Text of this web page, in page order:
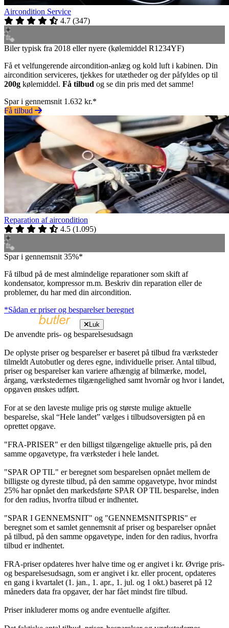
Aircondition Service
4.7 (347)
Biler typisk fra 2018 eller nyere (kølemiddel R1234YF)
Få et velfungerende aircondition-anlæg og kold luft i kabinen. Din
aircondition serviceres, tjekkes for utætheder og der påfyldes op til
200g kølemiddel. Få tilbud og se din pris med det samme!
Spar i gennemsnit 1.632 kr.*
Få tilbud
Reparation af aircondition
4.5 (1.095)
Spar i gennemsnit 35%*
Få tilbud på de mest almindelige reparationer som skift af
kondensator, kompressor m.m. Beskriv din reparation eller de
problemer, du har med din aircondition.
*Sådan er priser og besparelser beregnet
Luk
De anvendte pris- og besparelsesudsagn
De oplyste priser og besparelser er baseret på tilbud fra værksteder
tilmeldt Autobutler og deres egne, individuelle priser. Antal tilbud,
priser og besparelser kan variere afhængig af bilmærke, model,
årgang, værkstedernes tilgængelighed samt hvornår og hvor i landet,
opgaven ønskes udført.
For at se den laveste mulige pris og største mulige aktuelle
besparelse, skal “Hele landet” vælges i tilbudsoversigten på en
oprettet opgave.
"FRA-PRISER" er den billigst tilgængelige aktuelle pris, på den
samme opgavetype, fra værksteder i hele landet.
"SPAR OP TIL" er beregnet som besparelsen opnået mellem de
billigste og dyreste tilbud, på den samme opgavetype, hvor mindst
25% har opnået den markedsførte SPAR OP TIL besparelse, inden
for den radius, hvorfra tilbud er indhentet.
"SPAR I GENNEMSNIT" og "GENNEMSNITSPRIS" er
beregnet som et samlet gennemsnit af priser og besparelser opnået
på tilbud, på den samme opgavetype, inden for den radius, hvorfra
tilbud er indhentet.
FRA-priser opdateres hver halve time og er angivet i kr. Øvrige pris-
og besparelsesudsagn, som er angivet i kr. eller procent, opdateres
en gang i kvartalet (1. jan., 1. apr., 1. jul. og 1 okt.) baseret på 12
måneders data fra opgaver, der har fået mindst fire tilbud.
Priser inkluderer moms og andre eventuelle afgifter.